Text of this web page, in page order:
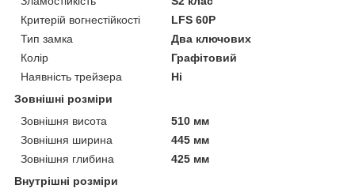
Критерій вогнестійкості
LFS 60P
Тип замка
Два ключових
Колір
Графітовий
Наявність трейзера
Ні
Зовнішні розміри
Зовнішня висота
510 мм
Зовнішня ширина
445 мм
Зовнішня глибина
425 мм
Внутрішні розміри